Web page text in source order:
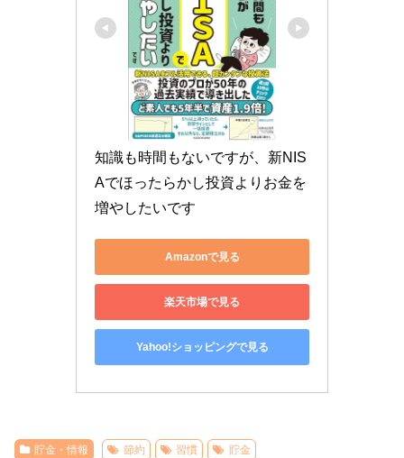
知識も時間もないですが、新NIS
Aでほったらかし投資よりお金を
増やしたいです
Amazonで見る
楽天市場で見る
Yahoo!ショッピングで見る
貯金・情報 節約 習慣 貯金